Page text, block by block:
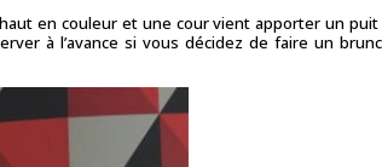
en couleur et une cour vient apporter un
à l’avance si vous décidez de faire un